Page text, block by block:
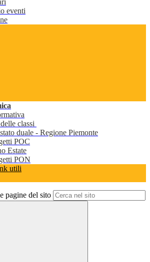
eventi
classi
duale - Regione Piemonte
POC
Estate
PON
utili
pagine del sito